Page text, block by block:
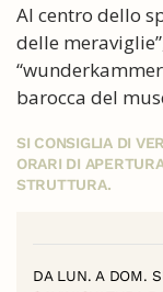
Al centro dello
delle
barocca del
SI CONSIGLIA DI
ORARI DI
STRUTTURA.
DA LUN. A DOM.